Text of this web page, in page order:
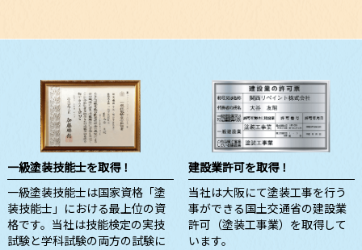
一級塗装技能士を取得！
一級塗装技能士は国家資格「塗
装技能士」における最上位の資
格です。当社は技能検定の実技
試験と学科試験の両方の試験に
建設業許可を取得！
当社は大阪にて塗装工事を行う
事ができる国土交通省の建設業
許可（塗装工事業）を取得して
います。